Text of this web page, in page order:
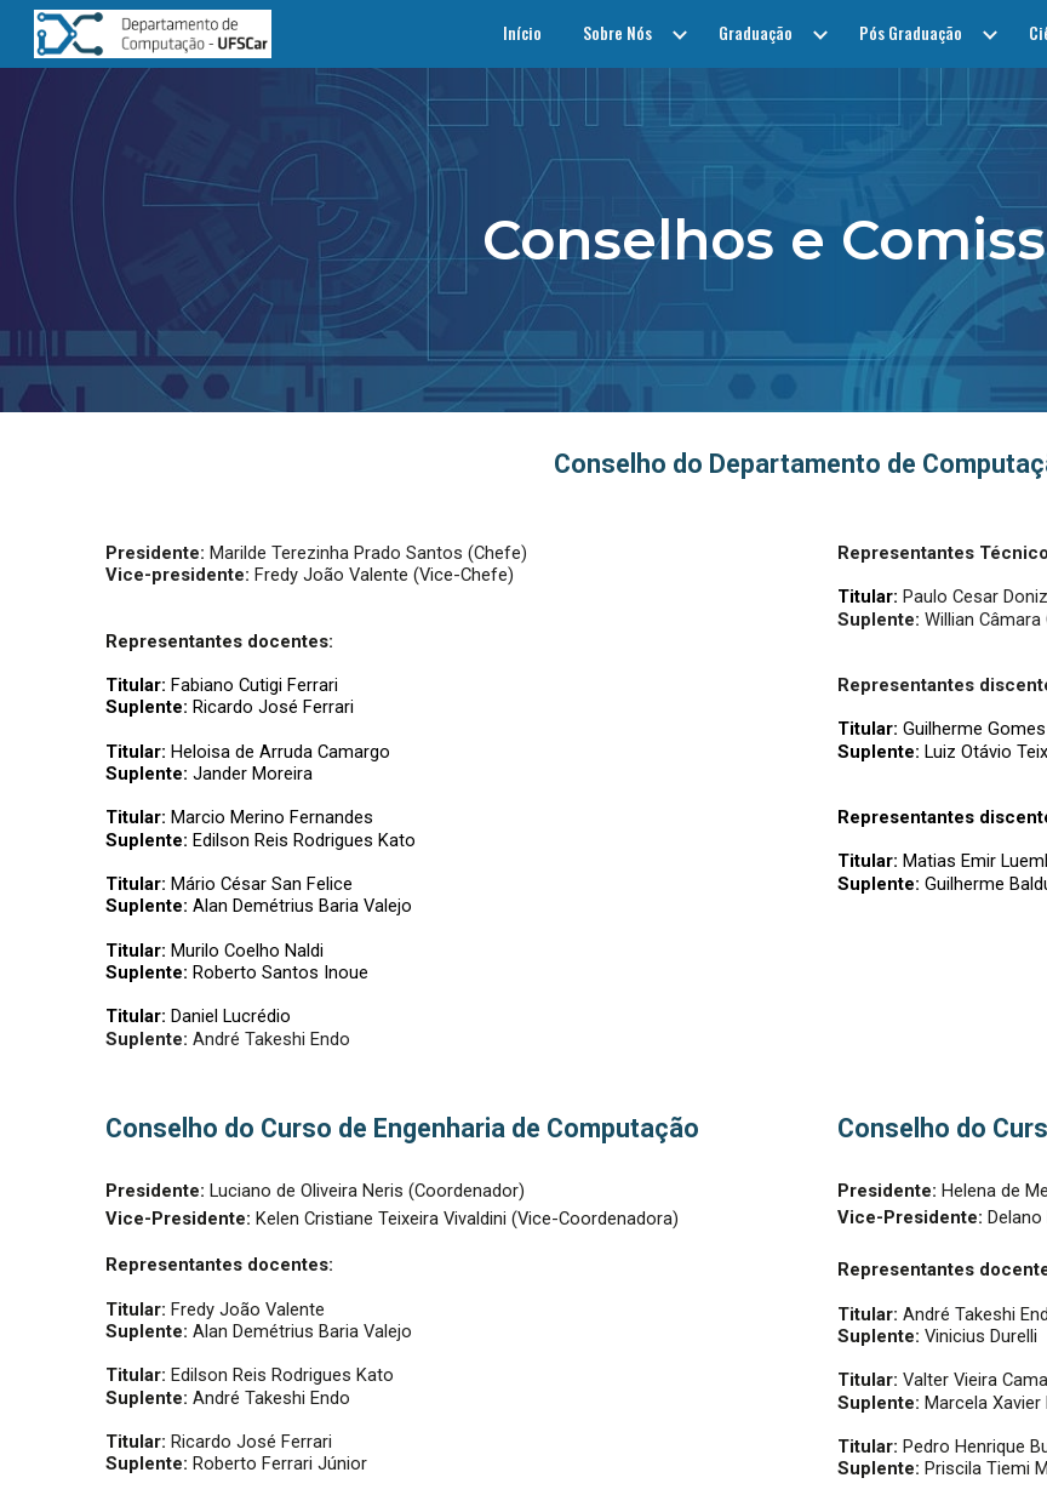
Skip to main content Skip to
Início Sobre Nós Graduação Pós Graduação
Conselhos e
Conselho do Departamento de
Presidente: Marilde Terezinha Prado Santos (Chefe)
Vice-presidente: Fredy João Valente (Vice-Chefe)
Representantes docentes:
Titular: Fabiano Cutigi Ferrari
Suplente: Ricardo José Ferrari
Titular: Heloisa de Arruda Camargo
Suplente: Jander Moreira
Titular: Marcio Merino Fernandes
Suplente: Edilson Reis Rodrigues Kato
Titular: Mário César San Felice
Suplente: Alan Demétrius Baria Valejo
Titular: Murilo Coelho Naldi
Suplente: Roberto Santos Inoue
Titular: Daniel Lucrédio
Suplente:André Takeshi Endo
Representantes
Titular: Paulo Cesar
Suplente:Willian Câmara
Representantes
Titular: Guilherme
Suplente:Luiz Otávio
Representantes
Titular: Matias Emir
Suplente:Guilherme
Conselho do Curso de Engenharia de Computação
Presidente:Luciano de Oliveira Neris (Coordenador)
Vice-Presidente: Kelen Cristiane Teixeira Vivaldini (Vice-Coordenadora)
Representantes docentes:
Titular: Fredy João Valente
Suplente: Alan Demétrius Baria Valejo
Titular:Edilson Reis Rodrigues Kato
Suplente: André Takeshi Endo
Titular:Ricardo José Ferrari
Suplente:Roberto Ferrari Júnior
Conselho do
Presidente: Helena de
Vice-Presidente:
Representantes
Titular:André Takeshi
Suplente: Vinicius Durelli
Titular: Valter Vieira
Suplente: Marcela Xavier
Titular:Pedro Henrique
Suplente:Priscila Tiemi